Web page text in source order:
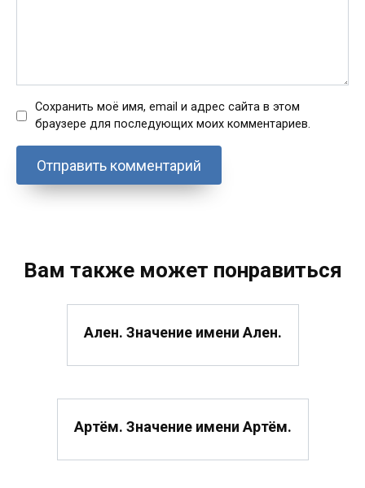
Сохранить моё имя, email и адрес сайта в этом
браузере для последующих моих комментариев.
Вам также может понравиться
Ален. Значение имени Ален.
Артём. Значение имени Артём.